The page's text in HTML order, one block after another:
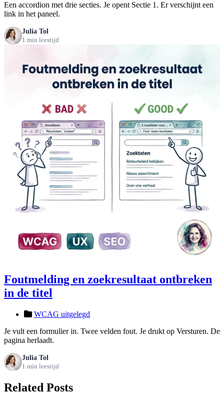
Een accordion met drie secties. Je opent Sectie 1. Er verschijnt een
link in het paneel.
Julia Tol
1 min leestijd
Foutmelding en zoekresultaat ontbreken
in de titel
WCAG uitgelegd
Je vult een formulier in. Twee velden fout. Je drukt op Versturen. De
pagina herlaadt.
Julia Tol
1 min leestijd
Related Posts